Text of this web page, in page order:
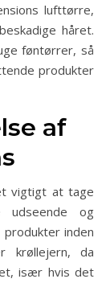
lufttørre,
håret.
føntørrer, så
produkter
af
vigtigt at tage
og
inden
krøllejern, da
især hvis det